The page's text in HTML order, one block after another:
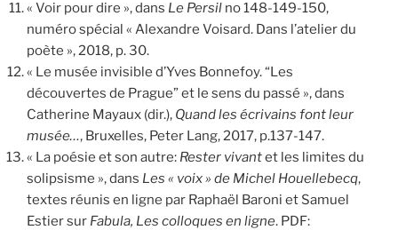
« Voir pour dire », dans Le Persil no 148-149-150,
numéro spécial « Alexandre Voisard. Dans l’atelier du
poète », 2018, p. 30.
« Le musée invisible d’Yves Bonnefoy. “Les
découvertes de Prague” et le sens du passé », dans
Catherine Mayaux (dir.), Quand les écrivains font leur
musée…, Bruxelles, Peter Lang, 2017, p.137-147.
« La poésie et son autre: Rester vivantet les limites du
solipsisme », dans Les « voix » de Michel Houellebecq,
textes réunis en ligne par Raphaël Baroni et Samuel
Estier sur Fabula, Les colloques en ligne. PDF: